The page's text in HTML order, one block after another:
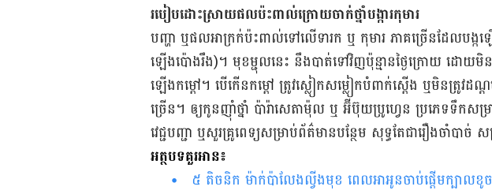
របៀប​ដោះស្រាយ​ផល​ប៉ះពាល់​ក្រោយ​ចាក់​ថ្នាំ​បង្ការ​កុមារ
បញ្ហា ឬ​ផល​អាក្រក់​ប៉ះពាល់​ទៅ​លើ​ទារក ឬ​ កុមារ ​​ភាគ​ច្រើន​ដែល​បង្
ឡើង​ប៉ោង​រឹង)។ មុខ​ម្ជុល​នេះ​ នឹង​បាត់​ទៅ​វិញ​ប៉ុន្មាន​ថ្ងៃ​ក្រោយ ដោយ​មិន​
ឡើង​កម្ដៅ។ បើ​កើន​កម្ដៅ ត្រូវ​ស្លៀក​សម្លៀក​បំពាក់​ស្ដើង ឬ​មិន​ត្រូ
ច្រើន។ ឲ្យ​កូន​ញ៉ាំ​ថ្នាំ ​ប៉ារ៉ាសេតាម៉ុល ​ឬ ​អ៊ីប៊ុយប្រូហ្វេន ​ប្រភេទ​ទឹក​ស
វេជ្ជបញ្ជា ឬ​សួរ​គ្រូពេទ្យ​សម្រាប់​ព័ត៌មាន​បន្ថែម សុទ្ធ​តែ​ជា​រឿង​ចាំបាច់
អត្ថបទគួរអាន៖
៥ តិចនិក ម៉ាក់ប៉ាលែងល្វីងមុខ ពេលអាអូនចាប់ផ្ដើមក្បាលខូច